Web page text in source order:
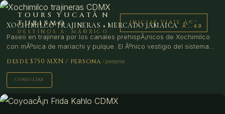
XOCHIMILCO TRAJINERAS + MERCADO JAMAICA
Paseo en trajinera por los canales prehispÃ¡nicos de Xochimilco
con mÃºsica de mariachi y pulque. El Ãºnico vestigio del sistema
desde $750 MXN / persona
CONSULTAR
TOURS YUCATÃN
TURISMO
DESTINOS Â· MÃ©XICO
INICIAR VIAJE Â€º